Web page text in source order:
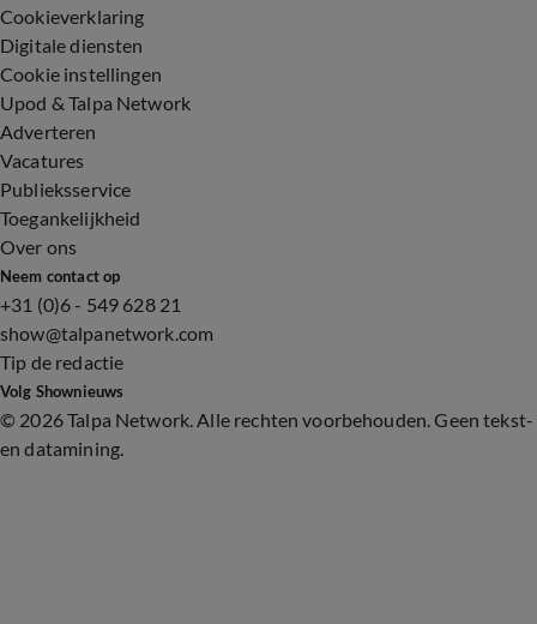
Cookieverklaring
Digitale diensten
Cookie instellingen
Upod & Talpa Network
Adverteren
Vacatures
Publieksservice
Toegankelijkheid
Over ons
Neem contact op
+31 (0)6 - 549 628 21
show@talpanetwork.com
Tip de redactie
Volg Shownieuws
© 2026 Talpa Network. Alle rechten voorbehouden. Geen tekst-
en datamining.